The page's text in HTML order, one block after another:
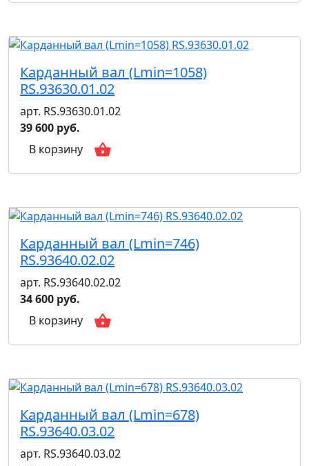
Карданный вал (Lmin=1058)
RS.93630.01.02
арт. RS.93630.01.02
39 600 руб.
В корзину
Карданный вал (Lmin=746)
RS.93640.02.02
арт. RS.93640.02.02
34 600 руб.
В корзину
Карданный вал (Lmin=678)
RS.93640.03.02
арт. RS.93640.03.02